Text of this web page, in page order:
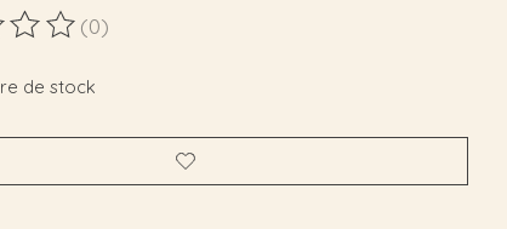
est évalué à
(0)
de stock